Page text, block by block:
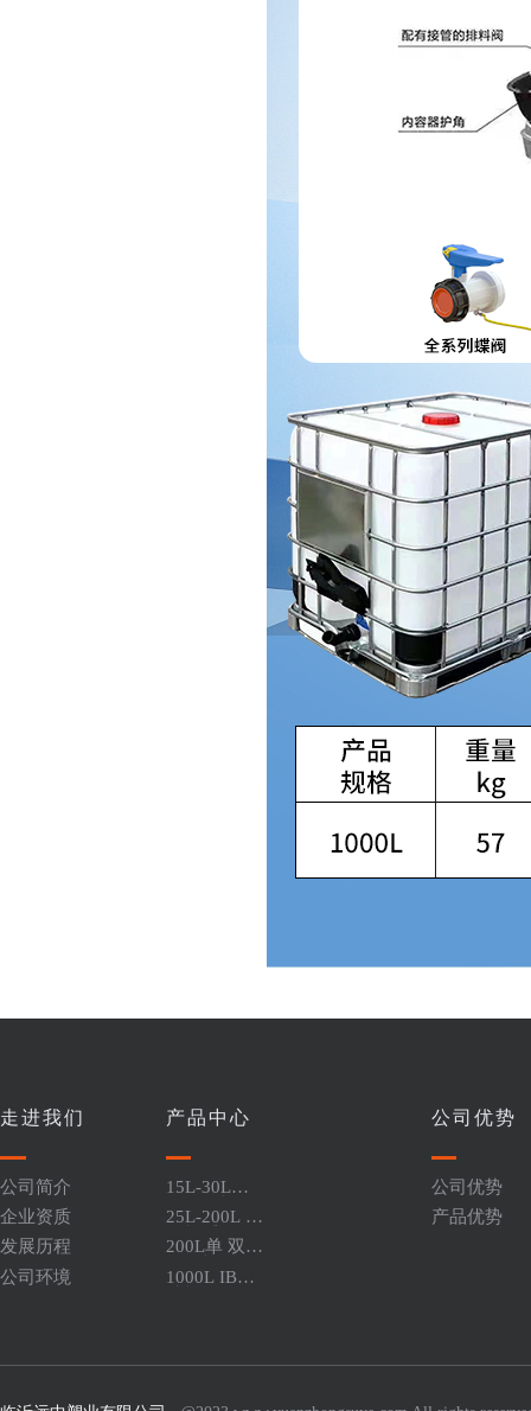
走进我们
公司简介
企业资质
发展历程
公司环境
产品中心
15L-30L闭
25L-200L 开
口桶系列
200L单 双环
1000L IBC
公司优势
公司优势
产品优势